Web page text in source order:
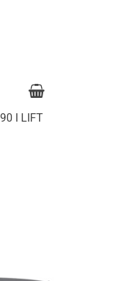
I LIFT